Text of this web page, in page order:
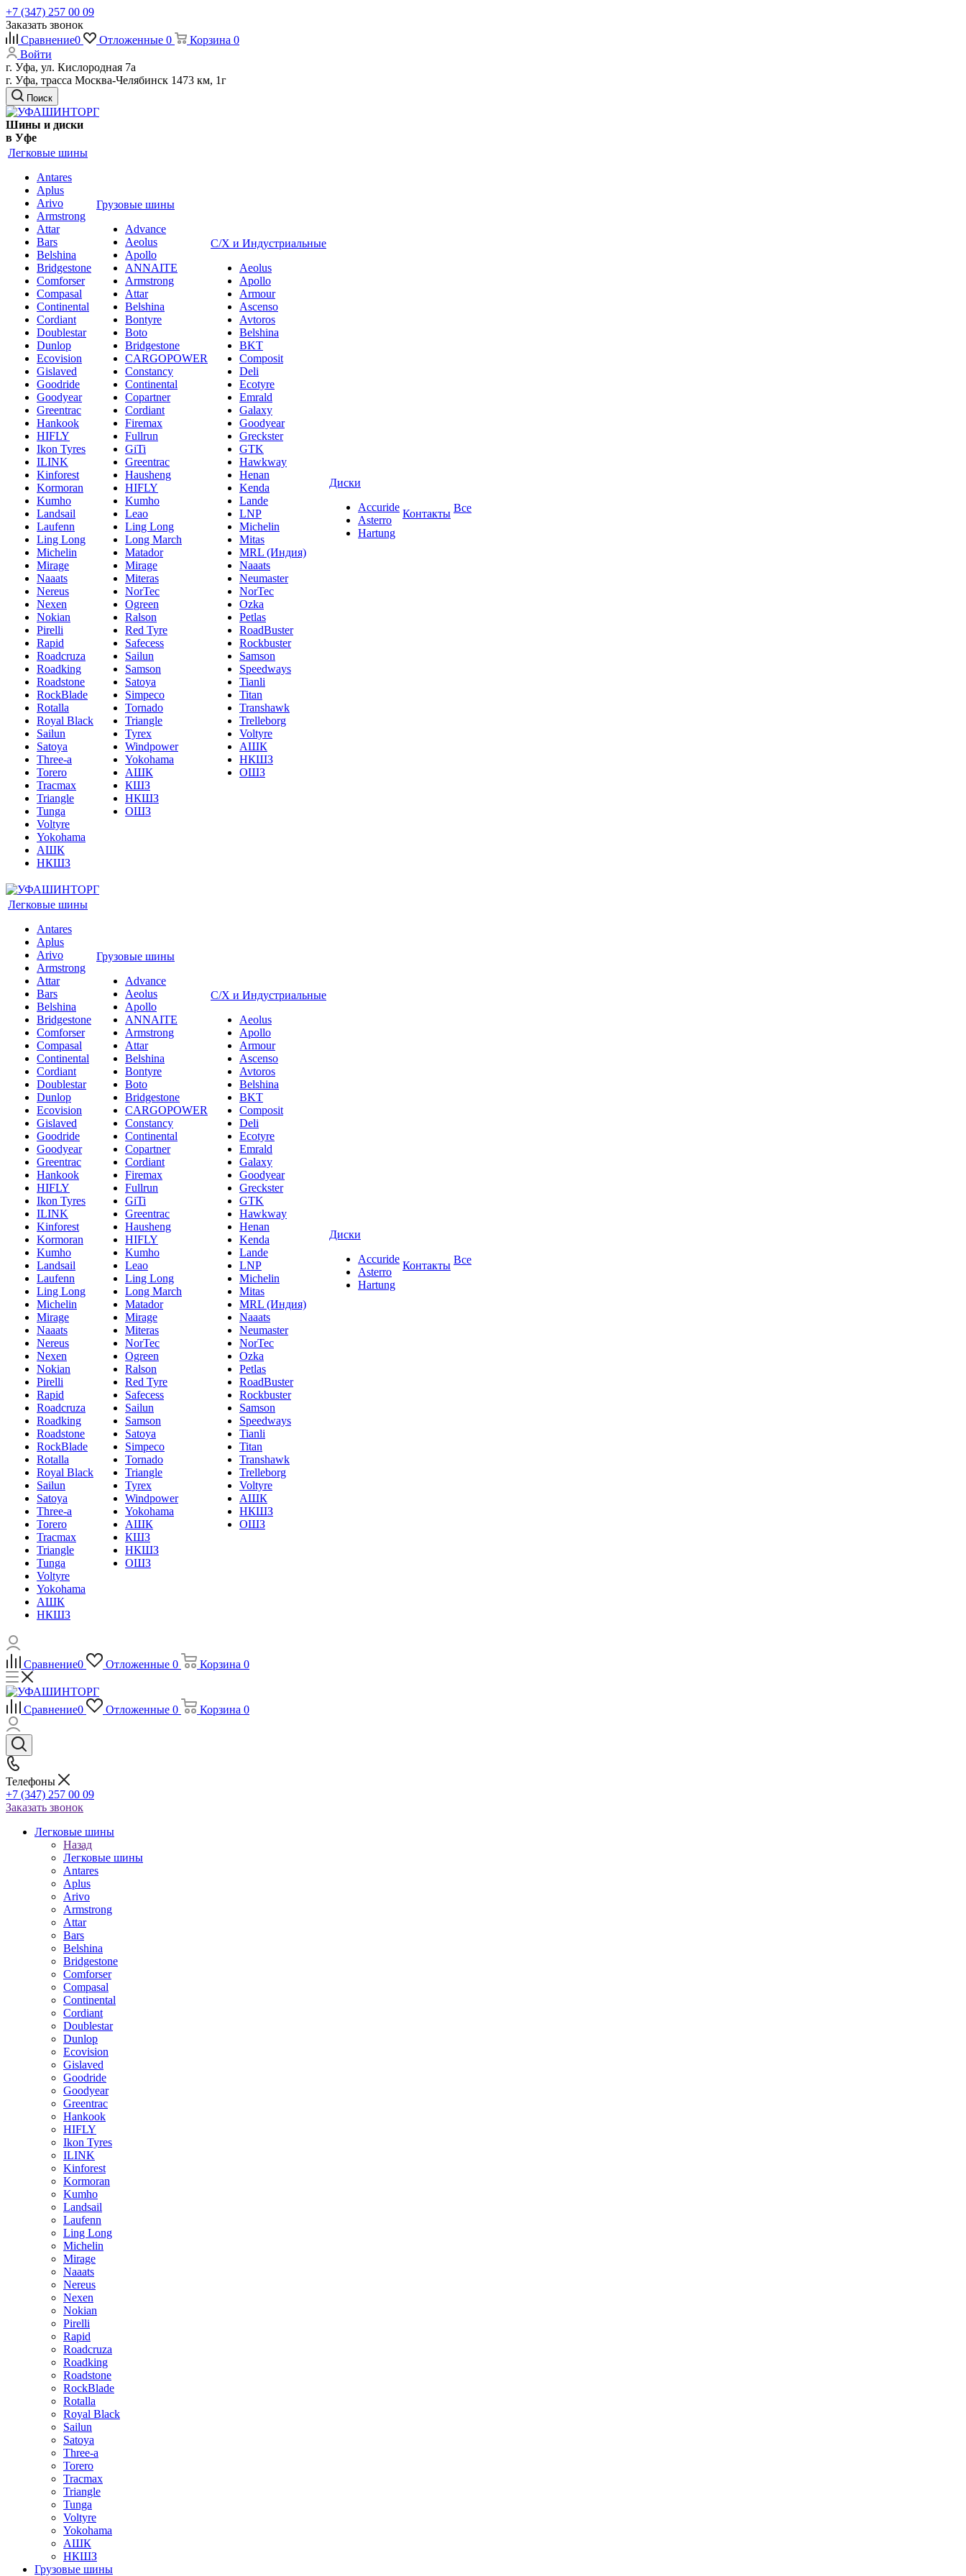
+7 (347) 257 00 09
Заказать звонок
Сравнение0 Отложенные 0 Корзина 0
Войти
г. Уфа, ул. Кислородная 7а
г. Уфа, трасса Москва-Челябинск 1473 км, 1г
Поиск
Шины и диски
в Уфе
Легковые шины
Antares
Aplus
Arivo
Armstrong
Attar
Bars
Belshina
Bridgestone
Comforser
Compasal
Continental
Cordiant
Doublestar
Dunlop
Ecovision
Gislaved
Goodride
Goodyear
Greentrac
Hankook
HIFLY
Ikon Tyres
ILINK
Kinforest
Kormoran
Kumho
Landsail
Laufenn
Ling Long
Michelin
Mirage
Naaats
Nereus
Nexen
Nokian
Pirelli
Rapid
Roadcruza
Roadking
Roadstone
RockBlade
Rotalla
Royal Black
Sailun
Satoya
Three-a
Torero
Tracmax
Triangle
Tunga
Voltyre
Yokohama
АШК
НКШЗ
Грузовые шины
Advance
Aeolus
Apollo
ANNAITE
Armstrong
Attar
Belshina
Bontyre
Boto
Bridgestone
CARGOPOWER
Constancy
Continental
Copartner
Cordiant
Firemax
Fullrun
GiTi
Greentrac
Hausheng
HIFLY
Kumho
Leao
Ling Long
Long March
Matador
Mirage
Miteras
NorTec
Ogreen
Ralson
Red Tyre
Safecess
Sailun
Samson
Satoya
Simpeco
Tornado
Triangle
Tyrex
Windpower
Yokohama
АШК
КШЗ
НКШЗ
ОШЗ
С/Х и Индустриальные
Aeolus
Apollo
Armour
Ascenso
Avtoros
Belshina
BKT
Composit
Deli
Ecotyre
Emrald
Galaxy
Goodyear
Greckster
GTK
Hawkway
Henan
Kenda
Lande
LNP
Michelin
Mitas
MRL (Индия)
Naaats
Neumaster
NorTec
Ozka
Petlas
RoadBuster
Rockbuster
Samson
Speedways
Tianli
Titan
Transhawk
Trelleborg
Voltyre
АШК
НКШЗ
ОШЗ
Диски
Accuride
Asterro
Hartung
Контакты Все
Легковые шины
Antares
Aplus
Arivo
Armstrong
Attar
Bars
Belshina
Bridgestone
Comforser
Compasal
Continental
Cordiant
Doublestar
Dunlop
Ecovision
Gislaved
Goodride
Goodyear
Greentrac
Hankook
HIFLY
Ikon Tyres
ILINK
Kinforest
Kormoran
Kumho
Landsail
Laufenn
Ling Long
Michelin
Mirage
Naaats
Nereus
Nexen
Nokian
Pirelli
Rapid
Roadcruza
Roadking
Roadstone
RockBlade
Rotalla
Royal Black
Sailun
Satoya
Three-a
Torero
Tracmax
Triangle
Tunga
Voltyre
Yokohama
АШК
НКШЗ
Грузовые шины
Advance
Aeolus
Apollo
ANNAITE
Armstrong
Attar
Belshina
Bontyre
Boto
Bridgestone
CARGOPOWER
Constancy
Continental
Copartner
Cordiant
Firemax
Fullrun
GiTi
Greentrac
Hausheng
HIFLY
Kumho
Leao
Ling Long
Long March
Matador
Mirage
Miteras
NorTec
Ogreen
Ralson
Red Tyre
Safecess
Sailun
Samson
Satoya
Simpeco
Tornado
Triangle
Tyrex
Windpower
Yokohama
АШК
КШЗ
НКШЗ
ОШЗ
С/Х и Индустриальные
Aeolus
Apollo
Armour
Ascenso
Avtoros
Belshina
BKT
Composit
Deli
Ecotyre
Emrald
Galaxy
Goodyear
Greckster
GTK
Hawkway
Henan
Kenda
Lande
LNP
Michelin
Mitas
MRL (Индия)
Naaats
Neumaster
NorTec
Ozka
Petlas
RoadBuster
Rockbuster
Samson
Speedways
Tianli
Titan
Transhawk
Trelleborg
Voltyre
АШК
НКШЗ
ОШЗ
Диски
Accuride
Asterro
Hartung
Контакты Все
Сравнение0 Отложенные 0 Корзина 0
Сравнение0 Отложенные 0 Корзина 0
Телефоны
+7 (347) 257 00 09
Заказать звонок
Легковые шины
Назад
Легковые шины
Antares
Aplus
Arivo
Armstrong
Attar
Bars
Belshina
Bridgestone
Comforser
Compasal
Continental
Cordiant
Doublestar
Dunlop
Ecovision
Gislaved
Goodride
Goodyear
Greentrac
Hankook
HIFLY
Ikon Tyres
ILINK
Kinforest
Kormoran
Kumho
Landsail
Laufenn
Ling Long
Michelin
Mirage
Naaats
Nereus
Nexen
Nokian
Pirelli
Rapid
Roadcruza
Roadking
Roadstone
RockBlade
Rotalla
Royal Black
Sailun
Satoya
Three-a
Torero
Tracmax
Triangle
Tunga
Voltyre
Yokohama
АШК
НКШЗ
Грузовые шины